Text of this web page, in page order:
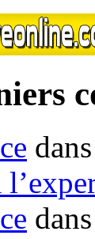
dans
dans